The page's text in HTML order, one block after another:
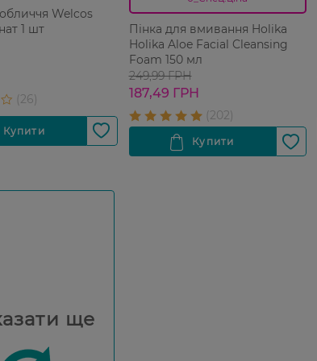
Welcos
1 шт
Пінка для вмивання Holika
Holika Aloe Facial Cleansing
Foam 150 мл
249,99 ГРН
187,49 ГРН
ще